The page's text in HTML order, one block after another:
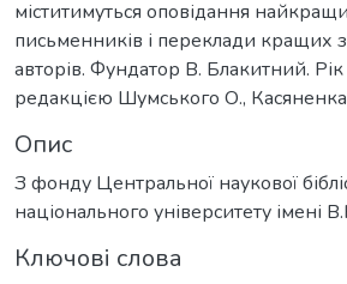
міститимуться оповідання
письменників і переклади кращих
авторів. Фундатор В. Блакитний. Рік
редакцією Шумського О.,
Опис
З фонду Центральної наукової
національного університету імені
Ключові слова